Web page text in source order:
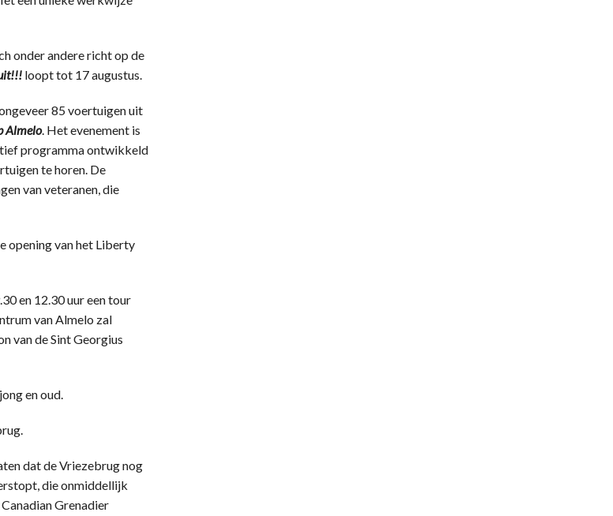
onder andere richt op de
loopt tot 17 augustus.
85 voertuigen uit
Almelo. Het evenement is
programma ontwikkeld
te horen. De
van veteranen, die
opening van het Liberty
en 12.30 uur een tour
van Almelo zal
van de Sint Georgius
en oud.
dat de Vriezebrug nog
die onmiddellijk
Grenadier